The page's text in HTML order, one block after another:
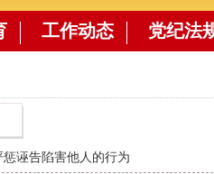
工作动态 党纪法
惩诬告陷害他人的行为